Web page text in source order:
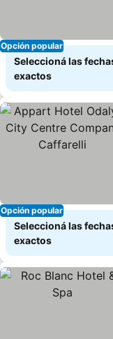
Opción popular
Seleccioná las
exactos
Opción popular
Seleccioná las
exactos